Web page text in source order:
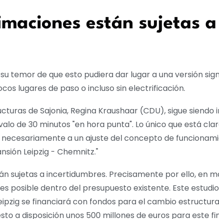
están sujetas a
temor de que esto pudiera dar lugar a una versión
lugares de paso o incluso sin electrificación.
de Sajonia, Regina Kraushaar (CDU), sigue
de 30 minutos "en hora punta". Lo único que está
a un ajuste del concepto de
Leipzig - Chemnitz."
sujetas a incertidumbres. Precisamente por ello, en
posible dentro del presupuesto existente. Este
se financiará con fondos para el cambio
a disposición unos 500 millones de euros para este